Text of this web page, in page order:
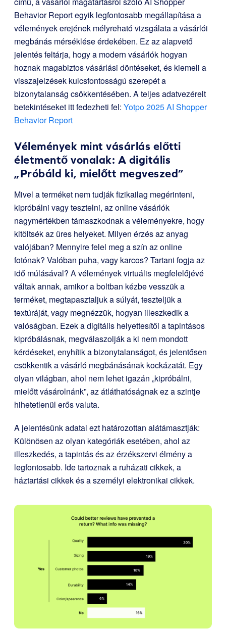
Behavior Report egyik legfontosabb megállapítása a
vélemények erejének mélyreható vizsgálata a vásárlói
megbánás mérséklése érdekében. Ez az alapvető
jelentés feltárja, hogy a modern vásárlók hogyan
hoznak magabiztos vásárlási döntéseket, és kiemeli a
visszajelzések kulcsfontosságú szerepét a
bizonytalanság csökkentésében. A teljes adatvezérelt
betekintéseket itt fedezheti fel: Yotpo 2025 AI Shopper
Behavior Report
Vélemények mint vásárlás előtti
életmentő vonalak: A digitális
„Próbáld ki, mielőtt megveszed”
Mivel a terméket nem tudják fizikailag megérinteni,
kipróbálni vagy tesztelni, az online vásárlók
nagymértékben támaszkodnak a véleményekre, hogy
kitöltsék az üres helyeket. Milyen érzés az anyag
valójában? Mennyire felel meg a szín az online
fotónak? Valóban puha, vagy karcos? Tartani fogja az
idő múlásával? A vélemények virtuális megfelelőjévé
váltak annak, amikor a boltban kézbe vesszük a
terméket, megtapasztaljuk a súlyát, teszteljük a
textúráját, vagy megnézzük, hogyan illeszkedik a
valóságban. Ezek a digitális helyettesítői a tapintásos
kipróbálásnak, megválaszolják a ki nem mondott
kérdéseket, enyhítik a bizonytalanságot, és jelentősen
csökkentik a vásárló megbánásának kockázatát. Egy
olyan világban, ahol nem lehet igazán „kipróbálni,
mielőtt vásárolnánk”, az átláthatóságnak ez a szintje
hihetetlenül erős valuta.
A jelentésünk adatai ezt határozottan alátámasztják:
Különösen az olyan kategóriák esetében, ahol az
illeszkedés, a tapintás és az érzékszervi élmény a
legfontosabb. Ide tartoznak a ruházati cikkek, a
háztartási cikkek és a személyi elektronikai cikkek.